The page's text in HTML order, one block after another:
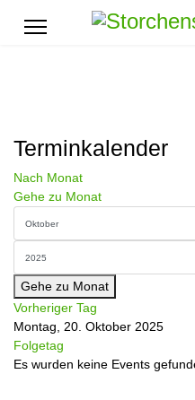
Terminkalender
Nach Monat
Gehe zu Monat
Gehe zu Monat
Vorheriger Tag
Montag, 20. Oktober 2025
Folgetag
Es wurden keine Events